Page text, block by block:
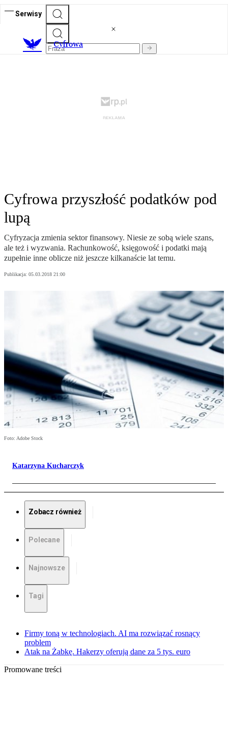
Serwisy
Cyfrowa
Cyfrowa przyszłość podatków pod
lupą
Cyfryzacja zmienia sektor finansowy. Niesie ze sobą wiele szans,
ale też i wyzwania. Rachunkowość, księgowość i podatki mają
zupełnie inne oblicze niż jeszcze kilkanaście lat temu.
Publikacja: 05.03.2018 21:00
Foto: Adobe Stock
Katarzyna Kucharczyk
Zobacz również
Polecane
Najnowsze
Tagi
Firmy toną w technologiach. AI ma rozwiązać rosnący
problem
Atak na Żabkę. Hakerzy oferują dane za 5 tys. euro
Promowane treści